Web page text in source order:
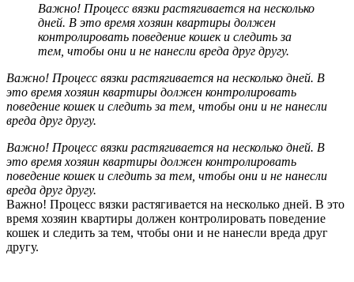
Важно! Процесс вязки растягивается на несколько
дней. В это время хозяин квартиры должен
контролировать поведение кошек и следить за
тем, чтобы они и не нанесли вреда друг другу.
Важно! Процесс вязки растягивается на несколько дней. В
это время хозяин квартиры должен контролировать
поведение кошек и следить за тем, чтобы они и не нанесли
вреда друг другу.
Важно! Процесс вязки растягивается на несколько дней. В
это время хозяин квартиры должен контролировать
поведение кошек и следить за тем, чтобы они и не нанесли
вреда друг другу.
Важно! Процесс вязки растягивается на несколько дней. В это
время хозяин квартиры должен контролировать поведение
кошек и следить за тем, чтобы они и не нанесли вреда друг
другу.